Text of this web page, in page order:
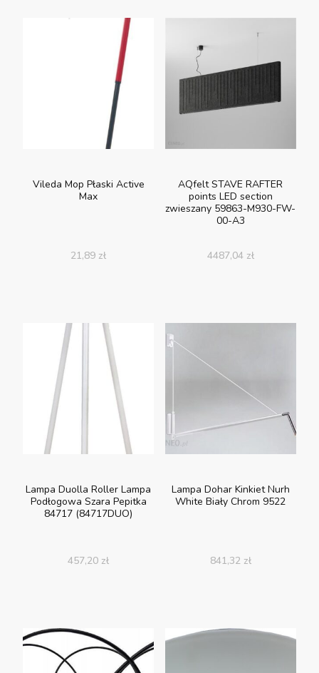
Vileda Mop Płaski Active
Max
21,89 zł
AQfelt STAVE RAFTER
points LED section
zwieszany 59863-M930-FW-
00-A3
4487,04 zł
Lampa Duolla Roller Lampa
Podłogowa Szara Pepitka
84717 (84717DUO)
457,20 zł
Lampa Dohar Kinkiet Nurh
White Biały Chrom 9522
841,32 zł